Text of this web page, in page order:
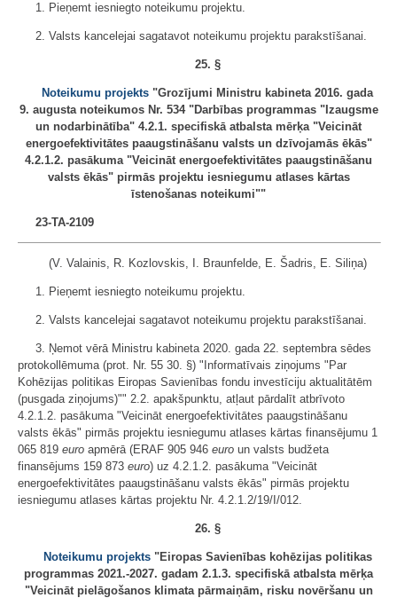
1. Pieņemt iesniegto noteikumu projektu.
2. Valsts kancelejai sagatavot noteikumu projektu parakstīšanai.
25. §
Noteikumu projekts "Grozījumi Ministru kabineta 2016. gada
9. augusta noteikumos Nr. 534 "Darbības programmas "Izaugsme
un nodarbinātība" 4.2.1. specifiskā atbalsta mērķa "Veicināt
energoefektivitātes paaugstināšanu valsts un dzīvojamās ēkās"
4.2.1.2. pasākuma "Veicināt energoefektivitātes paaugstināšanu
valsts ēkās" pirmās projektu iesniegumu atlases kārtas
īstenošanas noteikumi""
23-TA-2109
(V. Valainis, R. Kozlovskis, I. Braunfelde, E. Šadris, E. Siliņa)
1. Pieņemt iesniegto noteikumu projektu.
2. Valsts kancelejai sagatavot noteikumu projektu parakstīšanai.
3. Ņemot vērā Ministru kabineta 2020. gada 22. septembra sēdes
protokollēmuma (prot. Nr. 55 30. §) "Informatīvais ziņojums "Par
Kohēzijas politikas Eiropas Savienības fondu investīciju aktualitātēm
(pusgada ziņojums)"" 2.2. apakšpunktu, atļaut pārdalīt atbrīvoto
4.2.1.2. pasākuma "Veicināt energoefektivitātes paaugstināšanu
valsts ēkās" pirmās projektu iesniegumu atlases kārtas finansējumu 1
065 819 euro apmērā (ERAF 905 946 euro un valsts budžeta
finansējums 159 873 euro) uz 4.2.1.2. pasākuma "Veicināt
energoefektivitātes paaugstināšanu valsts ēkās" pirmās projektu
iesniegumu atlases kārtas projektu Nr. 4.2.1.2/19/I/012.
26. §
Noteikumu projekts"Eiropas Savienības kohēzijas politikas
programmas 2021.-2027. gadam 2.1.3. specifiskā atbalsta mērķa
"Veicināt pielāgošanos klimata pārmaiņām, risku novēršanu un